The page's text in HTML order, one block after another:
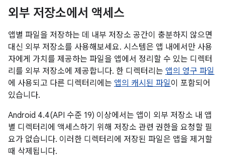
외부 저장소에서 액세스
앱별 파일을 저장하는 데 내부 저장소 공간이 충분하지 않으면
대신 외부 저장소를 사용해보세요. 시스템은 앱 내에서만 사용
자에게 가치를 제공하는 파일을 앱에서 정리할 수 있는 디렉터
리를 외부 저장소에 제공합니다. 한 디렉터리는 앱의 영구 파일
에 사용되고 다른 디렉터리에는 앱의 캐시된 파일이 포함되어
있습니다.
Android 4.4(API 수준 19) 이상에서는 앱이 외부 저장소 내 앱
별 디렉터리에 액세스하기 위해 저장소 관련 권한을 요청할 필
요가 없습니다. 이러한 디렉터리에 저장된 파일은 앱을 제거할
때 삭제됩니다.